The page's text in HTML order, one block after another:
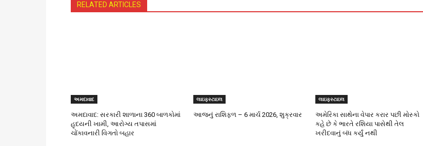
RELATED ARTICLES
અમદાવાદ
અમદાવાદ: સરકારી શાળાના 360 બાળકોમાં
હૃદયની ખામી, આરોગ્ય તપાસમાં
ચોંકાવનારી વિગતો બહાર
લાઇફસ્ટાઇલ
આજનું રાશિફળ – 6 માર્ચ 2026, શુક્રવાર
લાઇફસ્ટાઇલ
અમેરિકા સાથેના વેપાર કરાર પછી મોસ્કો
કહે છે કે ભારતે રશિયા પાસેથી તેલ
ખરીદવાનું બંધ કર્યું નથી